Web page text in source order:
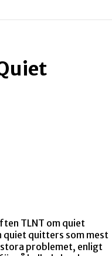
TLNT om quiet
quitters som mest
problemet, enligt